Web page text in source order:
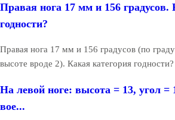
Правая нога 17 мм и 156 градусов.
годности?
Правая нога 17 мм и 156 градусов (по
высоте вроде 2). Какая категория годности?
На левой ноге: высота = 13, угол =
вое...